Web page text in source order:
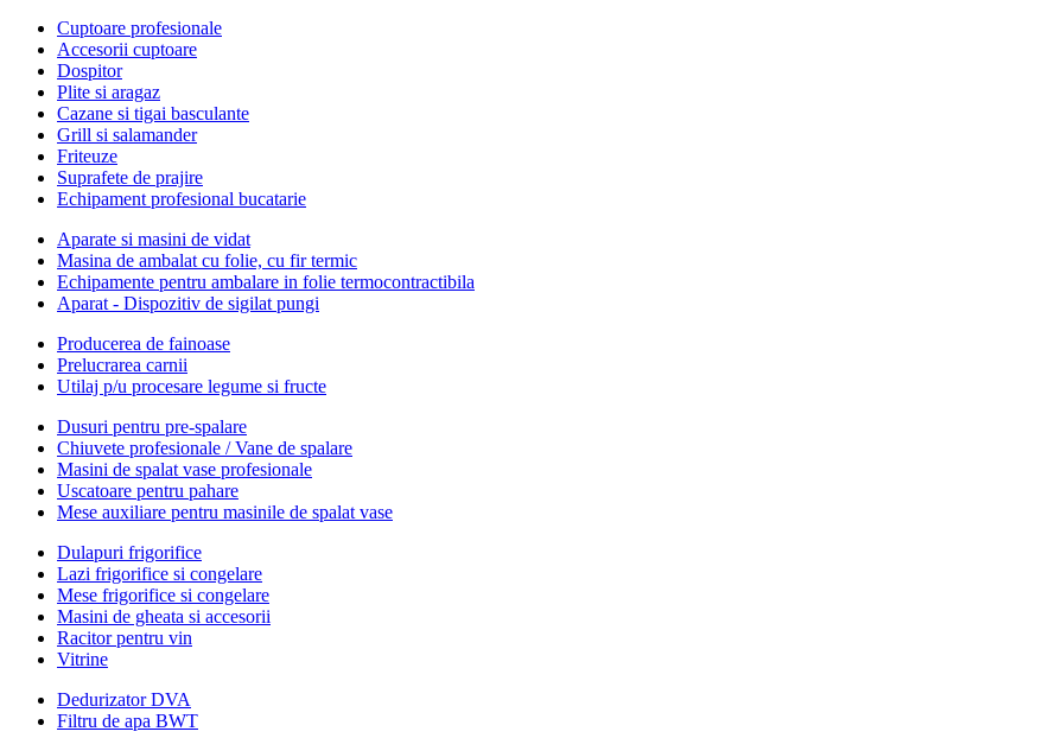
Cuptoare profesionale
Accesorii cuptoare
Dospitor
Plite si aragaz
Cazane si tigai basculante
Grill si salamander
Friteuze
Suprafete de prajire
Echipament profesional bucatarie
Aparate si masini de vidat
Masina de ambalat cu folie, cu fir termic
Echipamente pentru ambalare in folie termocontractibila
Aparat - Dispozitiv de sigilat pungi
Producerea de fainoase
Prelucrarea carnii
Utilaj p/u procesare legume si fructe
Dusuri pentru pre-spalare
Chiuvete profesionale / Vane de spalare
Masini de spalat vase profesionale
Uscatoare pentru pahare
Mese auxiliare pentru masinile de spalat vase
Dulapuri frigorifice
Lazi frigorifice si congelare
Mese frigorifice si congelare
Masini de gheata si accesorii
Racitor pentru vin
Vitrine
Dedurizator DVA
Filtru de apa BWT